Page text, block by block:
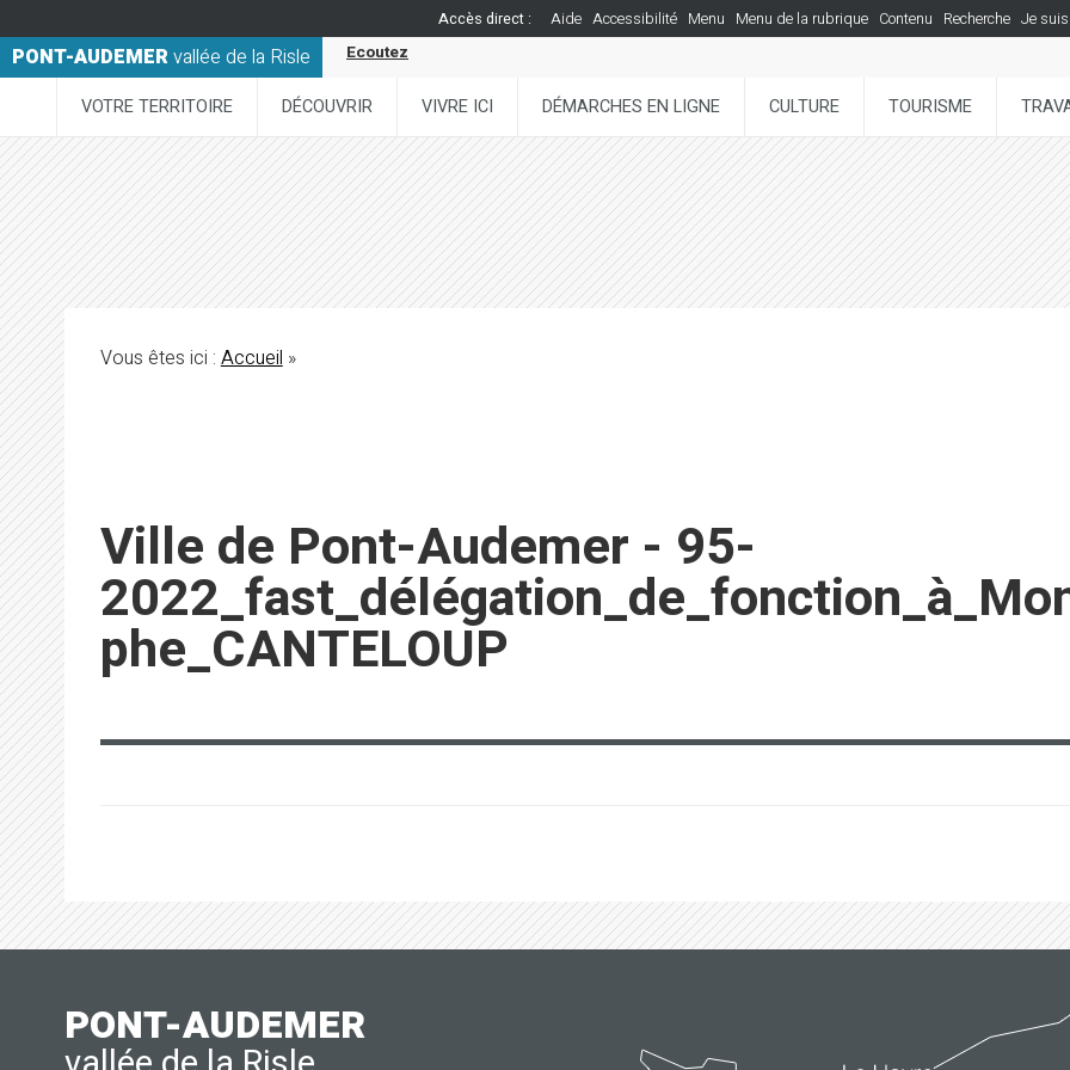
Accès direct : Aide Accessibilité Menu Menu de la rubrique Contenu Recherche Je suis
PONT-AUDEMERvallée de la Risle Ecoutez
VOTRE TERRITOIRE DÉCOUVRIR VIVRE ICI DÉMARCHES EN LIGNE CULTURE TOURISME
Vous êtes ici :Accueil»
Ville de Pont-Audemer - 95-
phe_CANTELOUP
PONT-AUDEMER